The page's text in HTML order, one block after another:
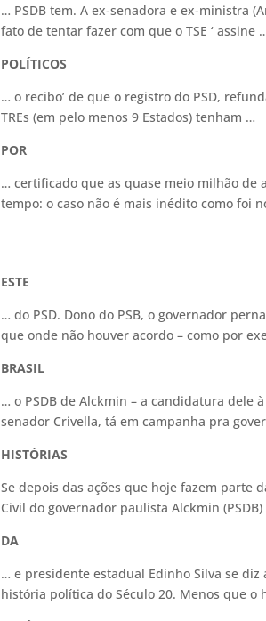
… PSDB tem. A ex-senadora e ex-ministra
fato de tentar fazer com que o TSE ‘ assine
POLÍTICOS
… o recibo’ de que o registro do PSD,
TREs (em pelo menos 9 Estados) tenham …
POR
… certificado que as quase meio milhão de
tempo: o caso não é mais inédito como foi
ESTE
… do PSD. Dono do PSB, o governador
que onde não houver acordo – como por
BRASIL
… o PSDB de Alckmin – a candidatura dele
senador Crivella, tá em campanha pra
HISTÓRIAS
Se depois das ações que hoje fazem parte
Civil do governador paulista Alckmin
DA
… e presidente estadual Edinho Silva se
história política do Século 20. Menos que o